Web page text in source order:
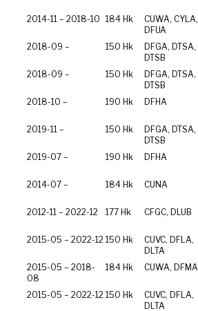
2014-11 – 2018-10 184 Hk
CUWA, CYLA,
DFUA
2018-09 – 150 Hk
DFGA, DTSA,
DTSB
2018-09 – 150 Hk
DFGA, DTSA,
DTSB
2018-10 – 190 Hk DFHA
2019-11 – 150 Hk
DFGA, DTSA,
DTSB
2019-07 – 190 Hk DFHA
2014-07 – 184 Hk CUNA
2012-11 – 2022-12 177 Hk CFGC, DLUB
2015-05 – 2022-12 150 Hk
CUVC, DFLA,
DLTA
2015-05 – 2018-
08
184 Hk CUWA, DFMA
2015-05 – 2022-12 150 Hk
CUVC, DFLA,
DLTA